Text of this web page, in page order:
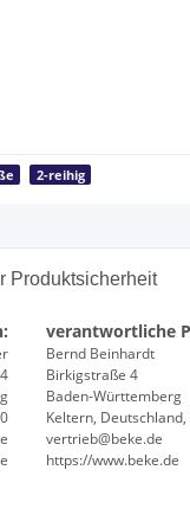
2-reihig
Produktsicherheit
verantwortliche
Bernd Beinhardt
Birkigstraße 4
Baden-Württemberg
Keltern,
vertrieb@beke.de
https://www.beke.de